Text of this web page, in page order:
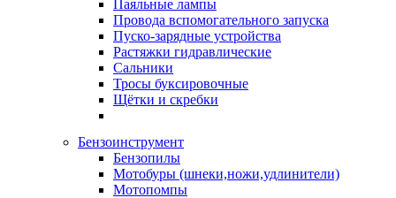
Паяльные лампы
Провода вспомогательного запуска
Пуско-зарядные устройства
Растяжки гидравлические
Сальники
Тросы буксировочные
Щётки и скребки
Бензоинструмент
Бензопилы
Мотобуры (шнеки,ножи,удлинители)
Мотопомпы